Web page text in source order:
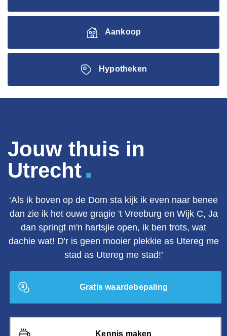
Aankoop
Hypotheken
Jouw thuis in
Utrecht.
‘Als ik boven op de Dom sta kijk ik even naar benee
dan zie ik het ouwe gragie 't Vreeburg en Wijk C, Ja
dan springt m'n hartsjie open, ik ben trots, wat
dachie wat! D'r is geen mooier plekkie as Utereg me
stad as Utereg me stad!’
Gratis waardebepaling
Kennis maken